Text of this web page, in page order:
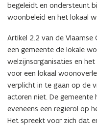
begeleidt en ondersteunt
woonbeleid en het lokaal
Artikel 2.2 van de
een gemeente de lokale
welzijnsorganisaties en
voor een lokaal
verplicht in te gaan op de
actoren niet. De gemeente
eveneens een regierol op
Het spreekt voor zich dat